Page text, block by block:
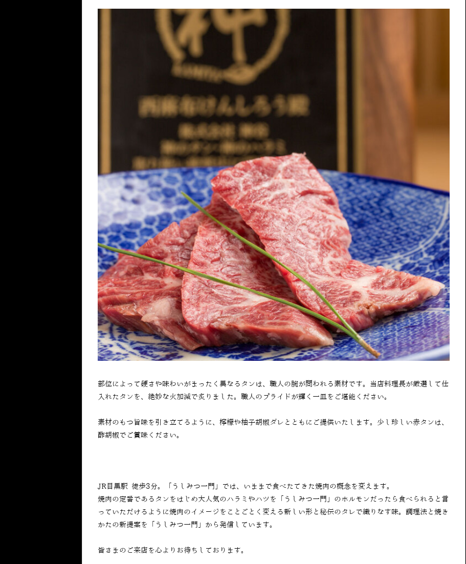
部位によって硬さや味わいがまったく異なるタンは、職人の腕が問われる素材です。当店料理長が厳選して仕
入れたタンを、絶妙な火加減で炙りました。職人のプライドが輝く一皿をご堪能ください。
素材のもつ旨味を引き立てるように、檸檬や柚子胡椒ダレとともにご提供いたします。少し珍しい赤タンは、
酢胡椒でご賞味ください。
JR目黒駅 徒歩3分。「うしみつ一門」では、いままで食べたてきた焼肉の概念を変えます。
焼肉の定番であるタンをはじめ大人気のハラミやハツを「うしみつ一門」のホルモンだったら食べられると言
っていただけるように焼肉のイメージをことごとく変える新しい形と秘伝のタレで織りなす味。調理法と焼き
かたの新提案を「うしみつ一門」から発信しています。
皆さまのご来店を心よりお待ちしております。